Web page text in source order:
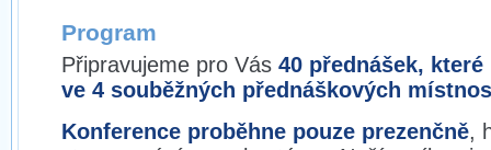
Program
Připravujeme pro Vás 40 přednášek,
ve 4 souběžných přednáškových
Konference proběhne pouze prezenčně,